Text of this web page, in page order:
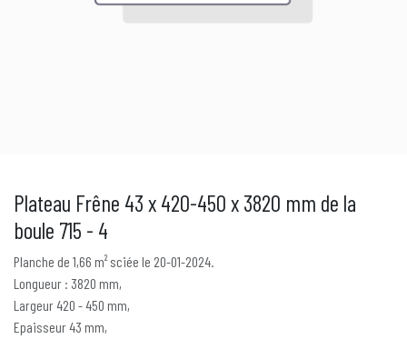
Plateau Frêne 43 x 420-450 x 3820 mm de la
boule 715 - 4
Planche de 1,66 m² sciée le 20-01-2024.
Longueur : 3820 mm,
Largeur 420 - 450 mm,
Epaisseur 43 mm,